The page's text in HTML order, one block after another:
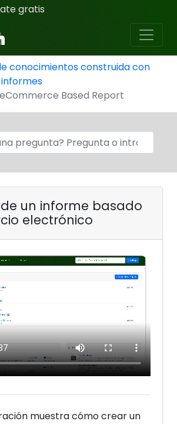
gratis
conocimientos construida con
Based Report
un informe basado
electrónico
muestra cómo crear un